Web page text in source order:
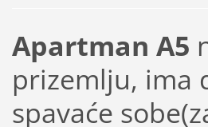
Apartman A5
prizemlju, ima
spavaće